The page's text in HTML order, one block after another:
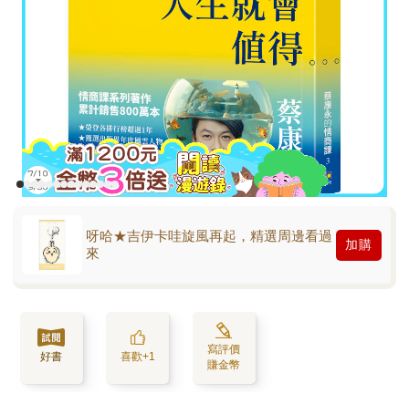
呀哈★吉伊卡哇旋風再起，精選周邊看過
來
加購
好書 喜歡+1
寫評價
賺金幣